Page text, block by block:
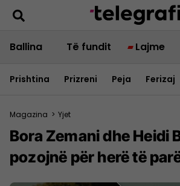
Ballina Të fundit Lajme
Prishtina Prizreni Peja Ferizaj
Magazina > Yjet
Bora Zemani dhe Heidi
pozojnë për herë të